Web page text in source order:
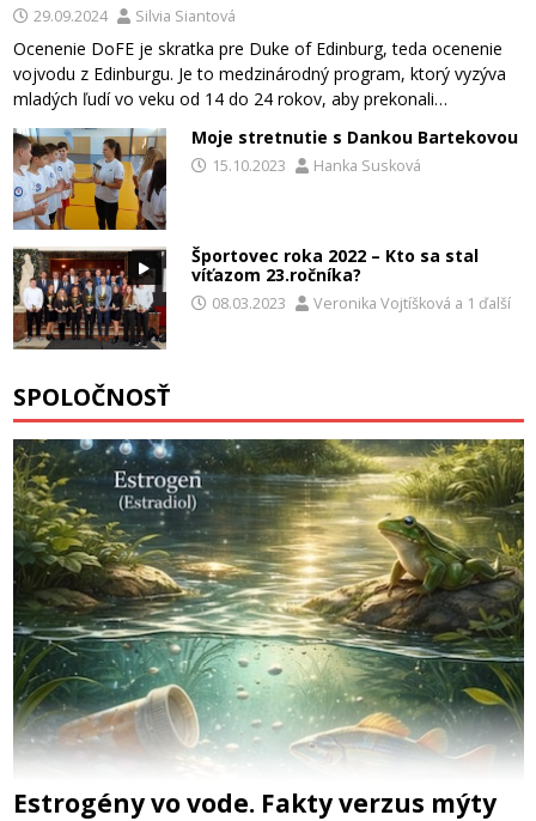
29.09.2024 Silvia Siantová
Ocenenie DoFE je skratka pre Duke of Edinburg, teda ocenenie
vojvodu z Edinburgu. Je to medzinárodný program, ktorý vyzýva
mladých ľudí vo veku od 14 do 24 rokov, aby prekonali…
Moje stretnutie s Dankou Bartekovou
15.10.2023 Hanka Susková
Športovec roka 2022 – Kto sa stal
víťazom 23.ročníka?
08.03.2023 Veronika Vojtíšková a 1 ďalší
SPOLOČNOSŤ
Estrogény vo vode. Fakty verzus mýty